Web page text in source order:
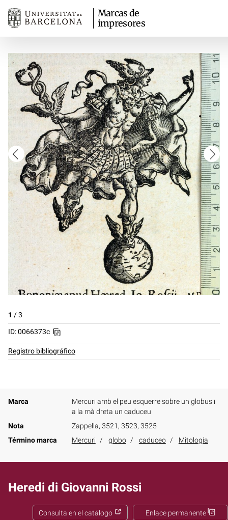
Marcas de
impresores
1 /3
ID: 0066373c
Registro bibliográfico
Marca
Mercuri amb el peu esquerre sobre un globus i
a la mà dreta un caduceu
Nota
Zappella, 3521, 3523, 3525
Término marca
Mercuri globo caduceo Mitología
Heredi di Giovanni Rossi
Enlace permanente
Consulta en el catálogo